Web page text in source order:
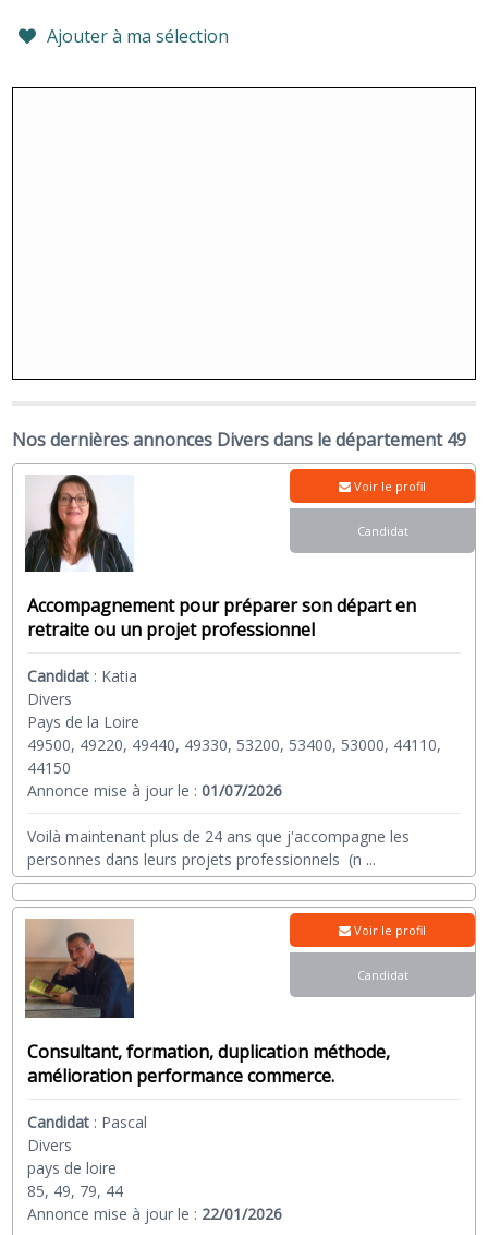
Ajouter à ma sélection
Nos dernières annonces Divers dans le département 49
Accompagnement pour préparer son départ en
retraite ou un projet professionnel
Candidat : Katia
Divers
Pays de la Loire
49500, 49220, 49440, 49330, 53200, 53400, 53000, 44110,
44150
Annonce mise à jour le :01/07/2026
Voilà maintenant plus de 24 ans que j'accompagne les
personnes dans leurs projets professionnels (n ...
Voir le profil
Candidat
Consultant, formation, duplication méthode,
amélioration performance commerce.
Candidat : Pascal
Divers
pays de loire
85, 49, 79, 44
Annonce mise à jour le : 22/01/2026
Voir le profil
Candidat